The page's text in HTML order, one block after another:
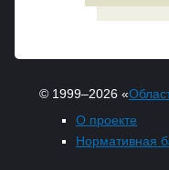
© 1999–2026 «
О проекте
Нормативная